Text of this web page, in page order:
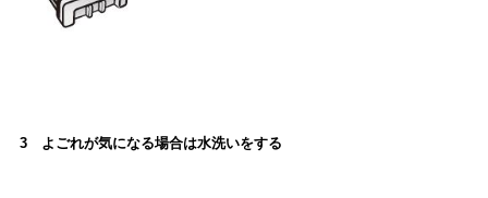
3 よごれが気になる場合は水洗いをする